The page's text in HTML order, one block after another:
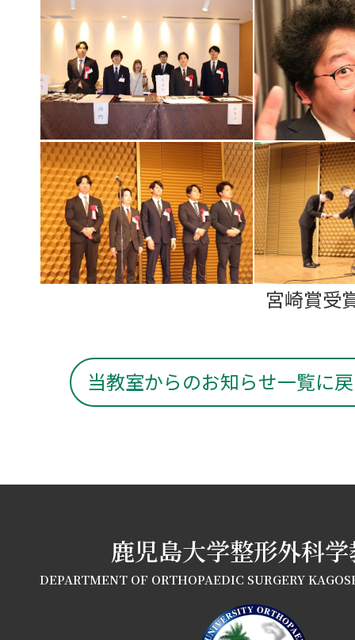
宮崎賞
当教室からのお知らせ一覧に
鹿児島大学整形外科
DEPARTMENT OF ORTHOPAEDIC SURGERY